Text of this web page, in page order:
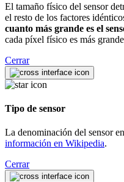
El tamaño físico del sensor
el resto de los factores
cuanto más grande es el
cada píxel físico es más
Cerrar
Tipo de sensor
La denominación del sensor
información en Wikipedia.
Cerrar